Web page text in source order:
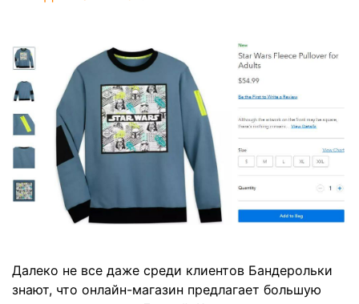
Далеко не все даже среди клиентов Бандерольки
знают, что онлайн-магазин предлагает большую